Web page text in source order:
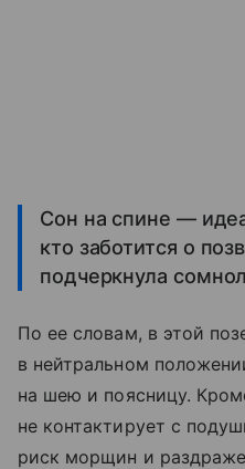
Сон на спине —
кто заботится о
подчеркнула
По ее словам, в этой
в нейтральном
на шею и поясницу.
не контактирует с
риск морщин и